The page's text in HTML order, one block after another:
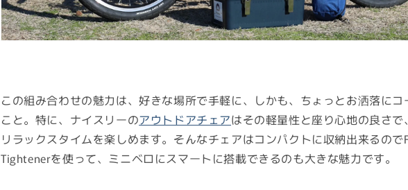
この組み合わせの魅力は、好きな場所で手軽に、しかも、ちょっとお洒落に
こと。特に、ナイスリーのアウトドアチェアはその軽量性と座り心地の良さ
リラックスタイムを楽しめます。そんなチェアはコンパクトに収納出来るので
Tightenerを使って、ミニベロにスマートに搭載できるのも大きな魅力です。